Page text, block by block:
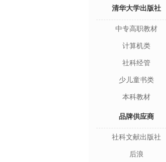
清华大学出版社
中专高职教材
计算机类
社科经管
少儿童书类
本科教材
品牌供应商
社科文献出版社
后浪